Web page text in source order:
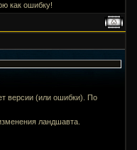
как ошибку!
версии (или ошибки). По
ландшавта.